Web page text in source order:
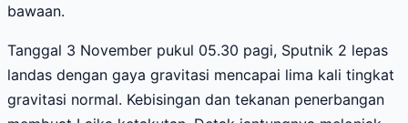
bawaan.
Tanggal 3 November pukul 05.30 pagi, Sputnik 2 lepas
landas dengan gaya gravitasi mencapai lima kali tingkat
gravitasi normal. Kebisingan dan tekanan penerbangan